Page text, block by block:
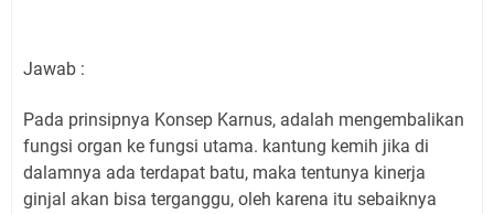
Jawab :
Pada prinsipnya Konsep Karnus, adalah mengembalikan
fungsi organ ke fungsi utama. kantung kemih jika di
dalamnya ada terdapat batu, maka tentunya kinerja
ginjal akan bisa terganggu, oleh karena itu sebaiknya